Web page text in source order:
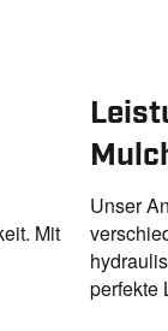
Mit
Unser
perfekte